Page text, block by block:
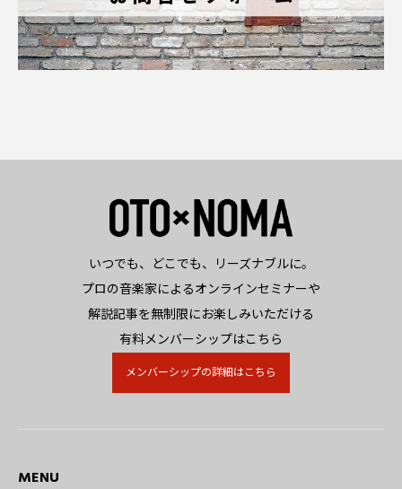
いつでも、どこでも、リーズナブルに。
プロの音楽家によるオンラインセミナーや
解説記事を無制限にお楽しみいただける
有料メンバーシップはこちら
メンバーシップの詳細はこちら
MENU